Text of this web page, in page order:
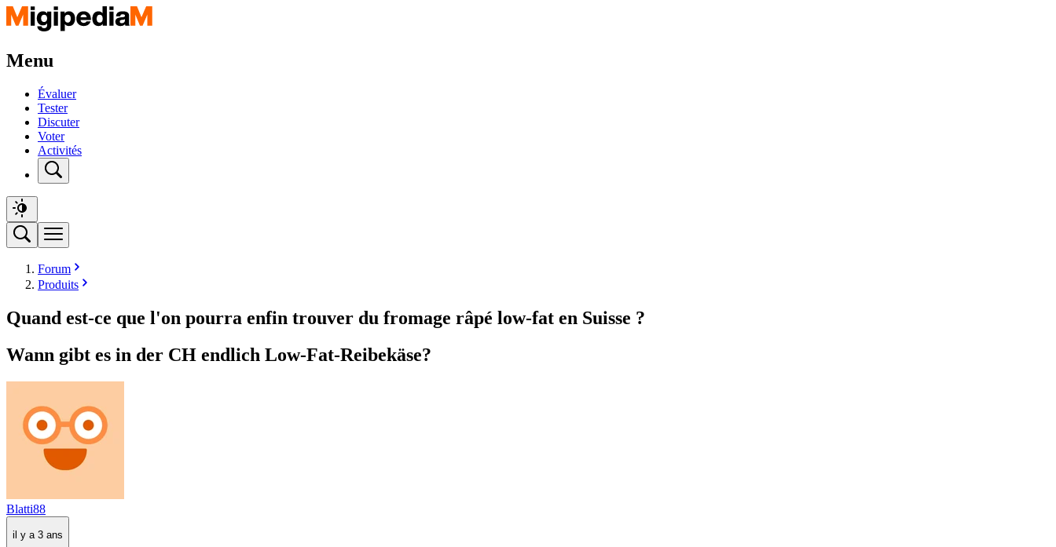
Menu
Évaluer
Tester
Discuter
Voter
Activités
Forum
Produits
Quand est-ce que l'on pourra enfin trouver du fromage râpé low-fat en Suisse ?
Wann gibt es in der CH endlich Low-Fat-Reibekäse?
Blatti88
il y a 3 ans